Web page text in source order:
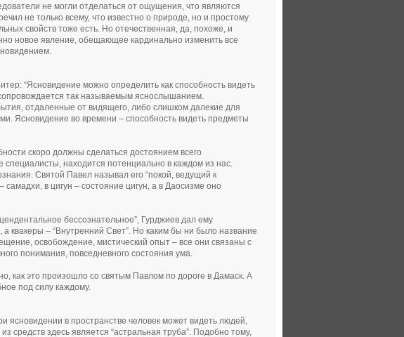
не могли отделаться от ощущения, что являются
не только всему, что известно о природе, но и простому
свойств тоже есть. Но отечественная, да, похоже, и
новое явление, обещающее кардинально изменить все
“Ясновидение можно определить как способность видеть
так называемым яснослышанием.
отдаленные от видящего, либо слишком далекие для
Ясновидение во времени – способность видеть предметы
скоро должны сделаться достоянием всего
находится потенциально в каждом из нас.
Святой Павел называл его “покой, ведущий к
в цигун – состояние цигун, а в Даосизме оно
бессознательное”, Гурджиев дал ему
квакеры – “Внутренний Свет”. Но каким бы ни было название
освобождение, мистический опыт – все они связаны с
понимания, повседневного состояния ума.
как это произошло со святым Павлом по дороге в Дамаск. А
под силу каждому.
ясновидении в пространстве человек может видеть людей,
здесь является “астральная труба”. Подобно тому,